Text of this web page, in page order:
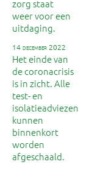
zorg staat
weer voor een
uitdaging.
14 december 2022
Het einde van
de coronacrisis
is in zicht. Alle
test- en
isolatieadviezen
kunnen
binnenkort
worden
afgeschaald.